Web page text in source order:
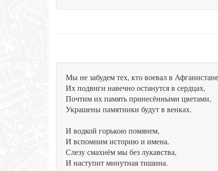
Мы не забудем тех, кто воевал в
Их подвиги навечно останутся в сердцах,
Почтим их память принесёнными цветами,
Украшены памятники будут в венках.
И водкой горькою помянем,
И вспомним историю и имена.
Слезу смахнём мы без лукавства,
И наступит минутная тишина.